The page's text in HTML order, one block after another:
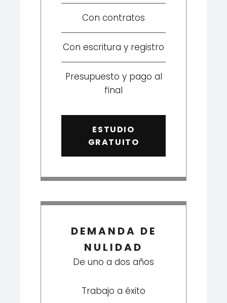
Con contratos
Con escritura y registro
Presupuesto y pago al
final
ESTUDIO
GRATUITO
DEMANDA DE
NULIDAD
De uno a dos años
Trabajo a éxito